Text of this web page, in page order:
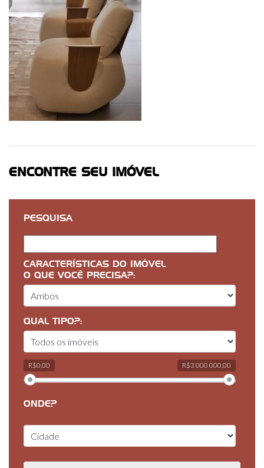
ENCONTRE SEU IMÓVEL
PESQUISA
CARACTERÍSTICAS DO IMÓVEL
O QUE VOCÊ PRECISA?:
QUAL TIPO?:
R$0,00 R$3 000 000,00
ONDE?